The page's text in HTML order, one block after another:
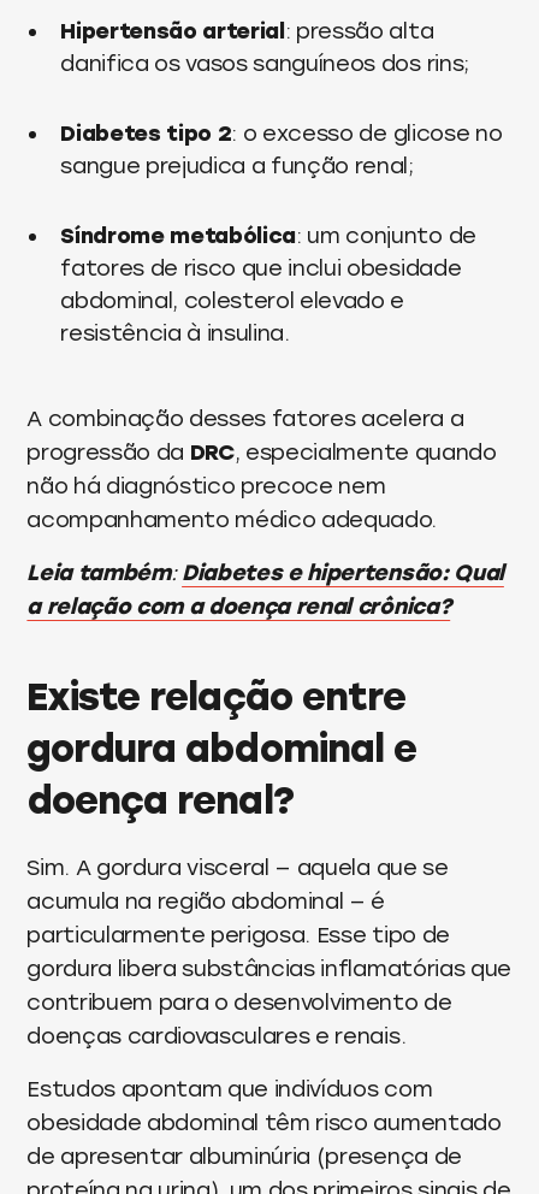
Hipertensão arterial : pressão alta
danifica os vasos sanguíneos dos rins;
Diabetes tipo 2: o excesso de glicose no
sangue prejudica a função renal;
Síndrome metabólica: um conjunto de
fatores de risco que inclui obesidade
abdominal, colesterol elevado e
resistência à insulina.
A combinação desses fatores acelera a
progressão da DRC, especialmente quando
não há diagnóstico precoce nem
acompanhamento médico adequado.
Leia também:Diabetes e hipertensão: Qual
a relação com a doença renal crônica?
Existe relação entre
gordura abdominal e
doença renal?
Sim. A gordura visceral — aquela que se
acumula na região abdominal — é
particularmente perigosa. Esse tipo de
gordura libera substâncias inflamatórias que
contribuem para o desenvolvimento de
doenças cardiovasculares e renais.
Estudos apontam que indivíduos com
obesidade abdominal têm risco aumentado
de apresentar albuminúria (presença de